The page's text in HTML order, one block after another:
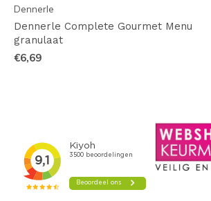
Dennerle
Dennerle Complete Gourmet Menu
granulaat
€6,69